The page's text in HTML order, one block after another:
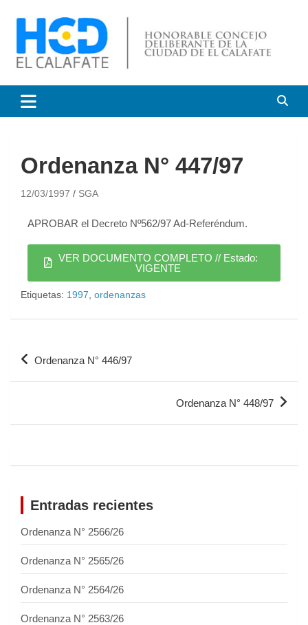
Honorable Concejo
Deliberante de El Calafate
Ordenanza N° 447/97
12/03/1997 SGA
APROBAR el Decreto Nº562/97 Ad-Referéndum.
VER DOCUMENTO COMPLETO // Estado:
VIGENTE
Etiquetas: 1997 ordenanzas
Ordenanza N° 446/97
Ordenanza N° 448/97
Entradas recientes
Ordenanza N° 2566/26
Ordenanza N° 2565/26
Ordenanza N° 2564/26
Ordenanza N° 2563/26